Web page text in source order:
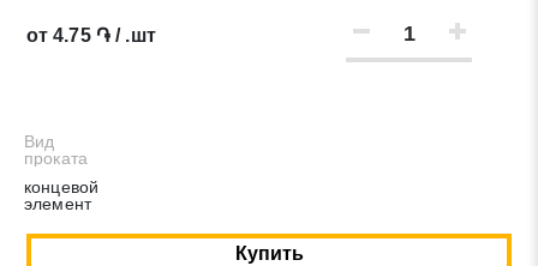
от 4.75 ֏ / .шт
Вид
проката
концевой
элемент
Купить